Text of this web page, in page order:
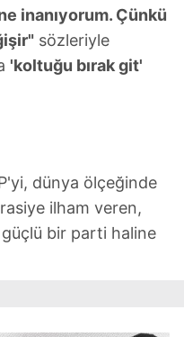
inanıyorum. Çünkü
sözleriyle
'koltuğu bırak git'
dünya ölçeğinde
ilham veren,
güçlü bir parti haline